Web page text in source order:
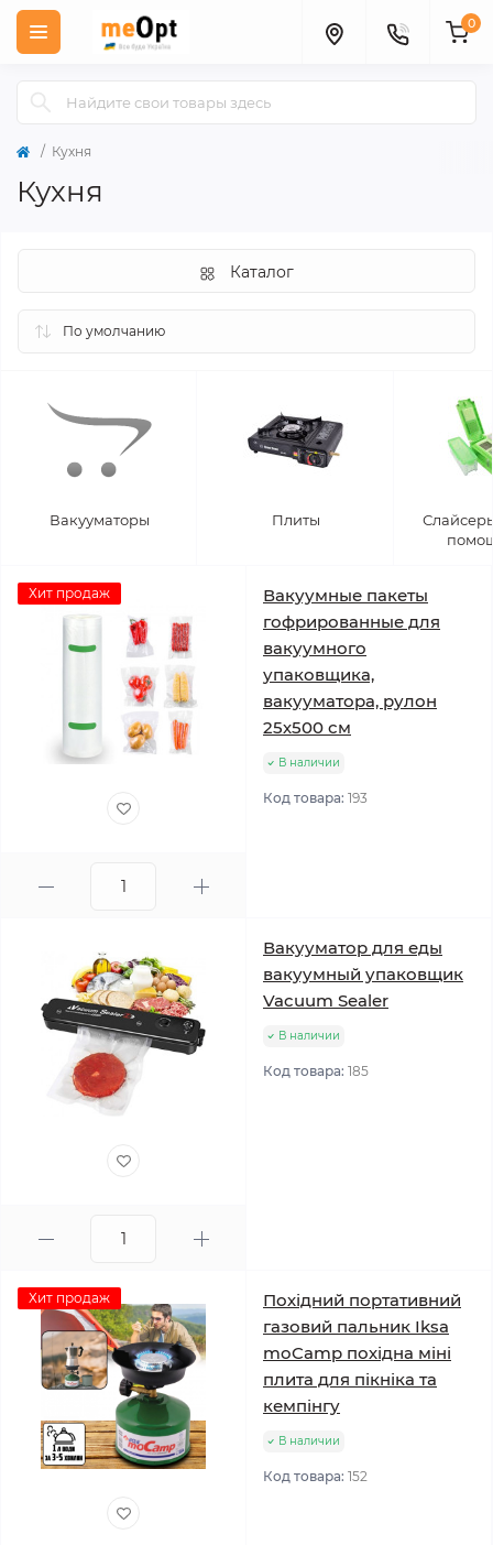
0
Кухня
Кухня
Каталог
Вакууматоры Плиты
Хит продаж
Вакуумные пакеты
гофрированные для
вакуумного
упаковщика,
вакууматора, рулон
25х500 см
В наличии
Код товара: 193
Вакууматор для еды
вакуумный упаковщик
Vacuum Sealer
В наличии
Код товара: 185
Хит продаж
Похідний портативний
газовий пальник Iksa
moCamp похідна міні
плита для пікніка та
кемпінгу
В наличии
Код товара: 152